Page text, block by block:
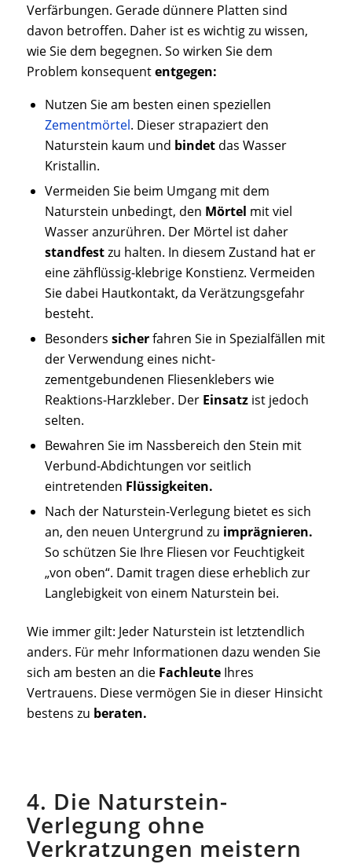
Verfärbungen. Gerade dünnere Platten sind
davon betroffen. Daher ist es wichtig zu wissen,
wie Sie dem begegnen. So wirken Sie dem
Problem konsequententgegen:
Nutzen Sie am besten einen speziellen
Zementmörtel. Dieser strapaziert den
Naturstein kaum und bindetdas Wasser
Kristallin.
Vermeiden Sie beim Umgang mit dem
Naturstein unbedingt, den Mörtel mit viel
Wasser anzurühren. Der Mörtel ist daher
standfestzu halten. In diesem Zustand hat er
eine zähflüssig-klebrige Konstienz. Vermeiden
Sie dabei Hautkontakt, da Verätzungsgefahr
besteht.
Besonders sicherfahren Sie in Spezialfällen mit
der Verwendung eines nicht-
zementgebundenen Fliesenklebers wie
Reaktions-Harzkleber. Der Einsatzist jedoch
selten.
Bewahren Sie im Nassbereich den Stein mit
Verbund-Abdichtungen vor seitlich
eintretenden Flüssigkeiten.
Nach der Naturstein-Verlegung bietet es sich
an, den neuen Untergrund zu imprägnieren.
So schützen Sie Ihre Fliesen vor Feuchtigkeit
„von oben“. Damit tragen diese erheblich zur
Langlebigkeit von einem Naturstein bei.
Wie immer gilt: Jeder Naturstein ist letztendlich
anders. Für mehr Informationen dazu wenden Sie
sich am besten an die FachleuteIhres
Vertrauens. Diese vermögen Sie in dieser Hinsicht
bestens zu beraten.
4. Die Naturstein-
Verlegung ohne
Verkratzungen meistern